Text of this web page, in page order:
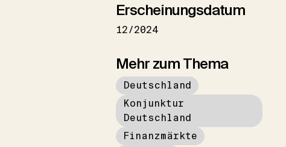
Erscheinungsdatum
12/2024
Mehr zum Thema
Deutschland
Konjunktur
Deutschland
Finanzmärkte